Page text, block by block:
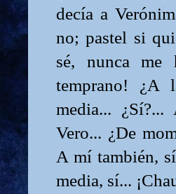
decía a
no; pastel si
sé, nunca me
temprano! ¿A
media...
Vero... ¿De
A mí también,
media, sí...